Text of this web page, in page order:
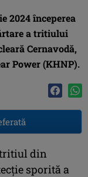
2024 începerea
a tritiului
Cernavodă,
Power (KHNP).
din
sporită a